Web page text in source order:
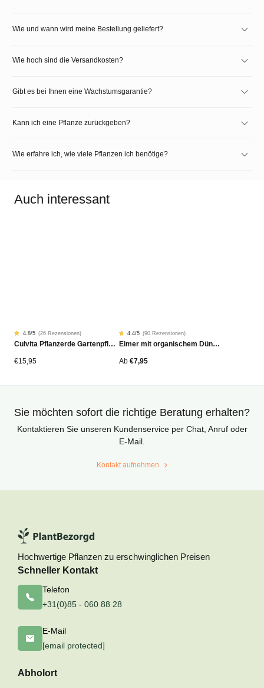
Wie und wann wird meine Bestellung geliefert?
Wie hoch sind die Versandkosten?
Gibt es bei Ihnen eine Wachstumsgarantie?
Kann ich eine Pflanze zurückgeben?
Wie erfahre ich, wie viele Pflanzen ich benötige?
Auch interessant
Rated
4.77
von
26
Kundenstimmen
4.8/5 (26 Rezensionen)
Culvita Pflanzerde Gartenpflanzen, Bäume & Hecken BIO 40L
€15,95
Rated
4.42
von
90
Kundenstimmen
4.4/5 (90 Rezensionen)
Eimer mit organischem Dünger
Ab €7,95
Sie möchten sofort die richtige Beratung erhalten?
Kontaktieren Sie unseren Kundenservice per Chat, Anruf oder
E-Mail.
Kontakt aufnehmen
Hochwertige Pflanzen zu erschwinglichen Preisen
Schneller Kontakt
Telefon
+31(0)85 - 060 88 28
E-Mail
[email protected]
Abholort